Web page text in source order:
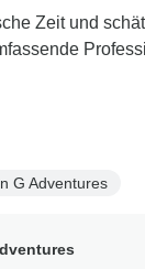
Zeit und
G Adventures